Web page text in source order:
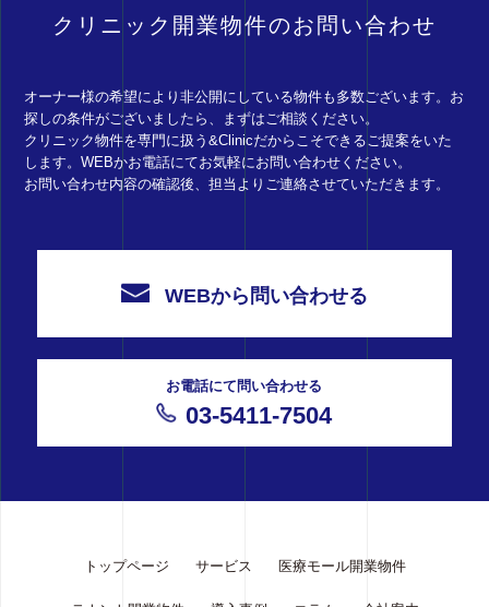
クリニック開業物件のお問い合わせ
オーナー様の希望により非公開にしている物件も多数ございます。お
探しの条件がございましたら、まずはご相談ください。
クリニック物件を専門に扱う&Clinicだからこそできるご提案をいた
します。WEBかお電話にてお気軽にお問い合わせください。
お問い合わせ内容の確認後、担当よりご連絡させていただきます。
WEBから問い合わせる
お電話にて問い合わせる
03-5411-7504
トップページ サービス 医療モール開業物件